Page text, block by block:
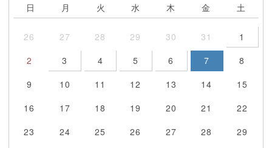
日 月 火 水 木 金 土
26 27 28 29 30 31
1
2
3 4 5 6 7
8
9
10 11 12 13 14
15
16
17 18 19 20 21
22
23
24 25 26 27 28
29